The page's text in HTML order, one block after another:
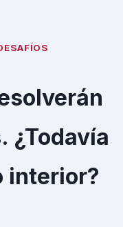
¿Todavía
interior?